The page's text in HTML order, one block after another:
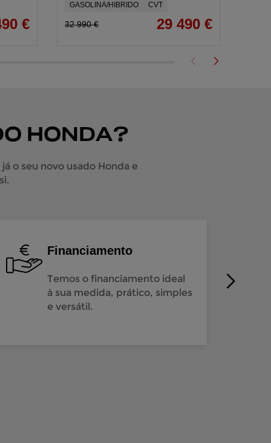
€
GASOLINA/HIBRIDO
CVT
32 990 € 29 490 €
HONDA?
o seu novo usado Honda e
Financiamento
Temos o financiamento ideal
à sua medida, prático, simples
e versátil.